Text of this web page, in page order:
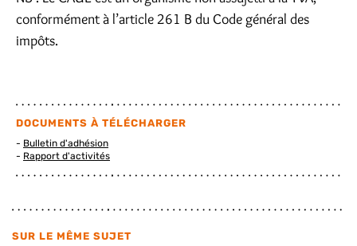
conformément à l’article 261 B du Code général des
impôts.
DOCUMENTS À TÉLÉCHARGER
Bulletin d'adhésion
Rapport d'activités
SUR LE MÊME SUJET